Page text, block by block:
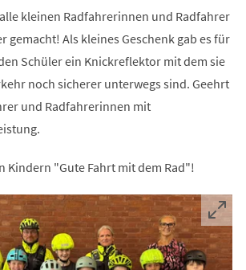
kleinen Radfahrerinnen und Radfahrer
gemacht! Als kleines Geschenk gab es für
Schüler ein Knickreflektor mit dem sie
noch sicherer unterwegs sind. Geehrt
und Radfahrerinnen mit
Kindern "Gute Fahrt mit dem Rad"!